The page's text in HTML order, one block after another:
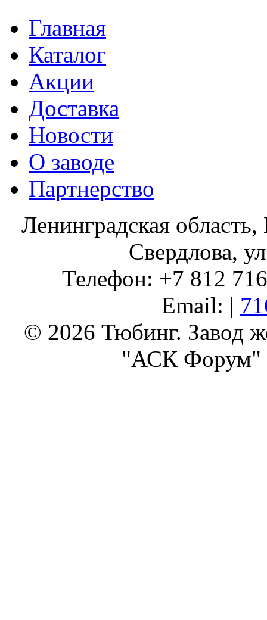
Главная
Каталог
Акции
Доставка
Новости
О заводе
Партнерство
Ленинградская
Свердлова,
Телефон: +7 812
Email: |
© 2026 Тюбинг. Завод
"АСК Форум"